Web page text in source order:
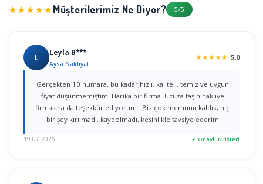
★★★★★Müşterilerimiz Ne Diyor? 5/5
L Leyla B***
Aysa Nakliyat
★★★★★ 5.0
Gerçekten 10 numara, bu kadar hızlı, kaliteli, temiz ve uygun
fiyat düşünmemiştim. Harika bir firma. Ucuza taşın nakliye
firmasına da teşekkür ediyorum . Biz çok memnun kaldık, hiç
bir şey kırılmadı, kaybolmadı, kesinlikle tavsiye ederim
19.07.2026 ✓ Onaylı Müşteri